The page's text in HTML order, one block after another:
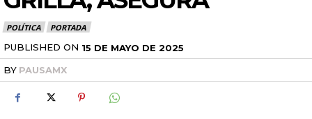
POLÍTICA PORTADA
PUBLISHED ON 15 DE MAYO DE 2025
BY PAUSAMX